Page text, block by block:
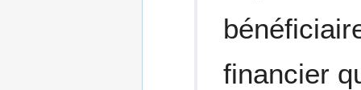
financier